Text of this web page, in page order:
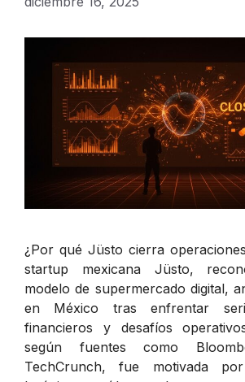
¿Por qué Jüsto cierra
startup mexicana Jüsto,
modelo de supermercado digital,
en México tras enfrentar
financieros y desafíos
según fuentes como
TechCrunch, fue motivada